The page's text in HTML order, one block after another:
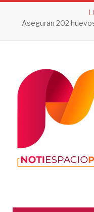
Aseguran 202